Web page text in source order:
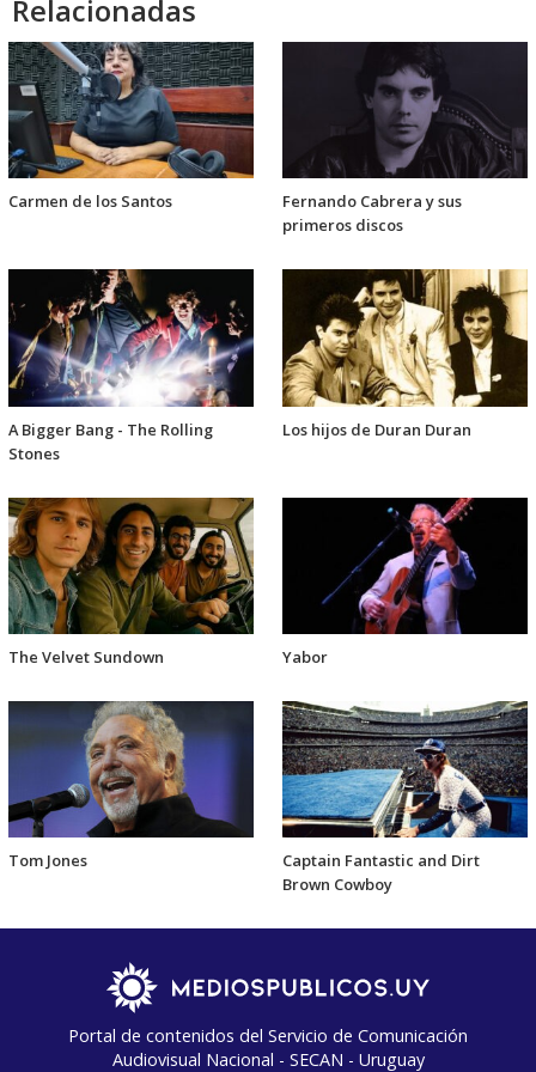
Relacionadas
Carmen de los Santos
Fernando Cabrera y sus
primeros discos
A Bigger Bang - The Rolling
Stones
Los hijos de Duran Duran
The Velvet Sundown Yabor
Tom Jones
Captain Fantastic and Dirt
Brown Cowboy
Portal de contenidos del Servicio de Comunicación
Audiovisual Nacional - SECAN - Uruguay